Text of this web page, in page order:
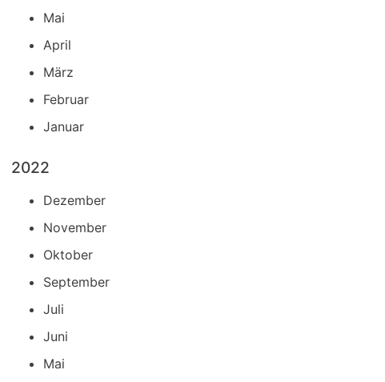
Mai
April
März
Februar
Januar
2022
Dezember
November
Oktober
September
Juli
Juni
Mai